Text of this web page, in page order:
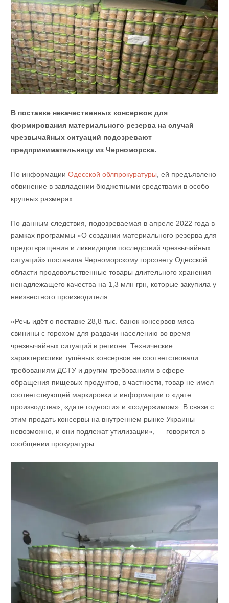
В поставке некачественных консервов для
формирования материального резерва на случай
чрезвычайных ситуаций подозревают
предпринимательницу из Черноморска.
По информации Одесской облпрокуратуры, ей предъявлено
обвинение в завладении бюджетными средствами в особо
крупных размерах.
По данным следствия, подозреваемая в апреле 2022 года в
рамках программы «О создании материального резерва для
предотвращения и ликвидации последствий чрезвычайных
ситуаций» поставила Черноморскому горсовету Одесской
области продовольственные товары длительного хранения
ненадлежащего качества на 1,3 млн грн, которые закупила у
неизвестного производителя.
«Речь идёт о поставке 28,8 тыс. банок консервов мяса
свинины с горохом для раздачи населению во время
чрезвычайных ситуаций в регионе. Технические
характеристики тушёных консервов не соответствовали
требованиям ДСТУ и другим требованиям в сфере
обращения пищевых продуктов, в частности, товар не имел
соответствующей маркировки и информации о «дате
производства», «дате годности» и «содержимом». В связи с
этим продать консервы на внутреннем рынке Украины
невозможно, и они подлежат утилизации», — говорится в
сообщении прокуратуры.